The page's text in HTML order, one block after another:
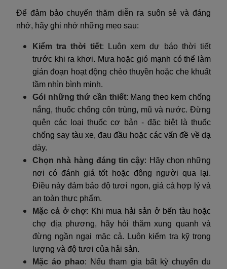
Để đảm bảo chuyến thăm diễn ra suôn sẻ và đáng
nhớ, hãy ghi nhớ những mẹo sau:
Kiểm tra thời tiết: Luôn xem dự báo thời tiết
trước khi ra khơi. Mưa hoặc gió mạnh có thể làm
gián đoạn hoạt động chèo thuyền hoặc che khuất
tầm nhìn bình minh.
Gói những thứ cần thiết: Mang theo kem chống
nắng, thuốc chống côn trùng, mũ và nước. Đừng
quên các loại thuốc cơ bản - đặc biệt là thuốc
chống say tàu xe, đau đầu hoặc các vấn đề về dạ
dày.
Chọn nhà hàng đáng tin cậy: Hãy chọn những
nơi có đánh giá tốt hoặc đông người qua lại.
Điều này đảm bảo độ tươi ngon, giá cả hợp lý và
an toàn thực phẩm.
Mặc cả ở chợ: Khi mua hải sản ở bến tàu hoặc
chợ địa phương, hãy hỏi thăm xung quanh và
đừng ngần ngại mặc cả. Luôn kiểm tra kỹ trọng
lượng và độ tươi của hải sản.
Mặc áo phao: Nếu tham gia bất kỳ chuyến du